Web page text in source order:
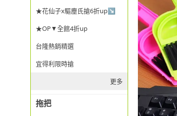
★花仙子x驅塵氏搶6折up↘
★OP▼全館4折up
台隆熱銷精選
宜得利限時搶
更多
拖把